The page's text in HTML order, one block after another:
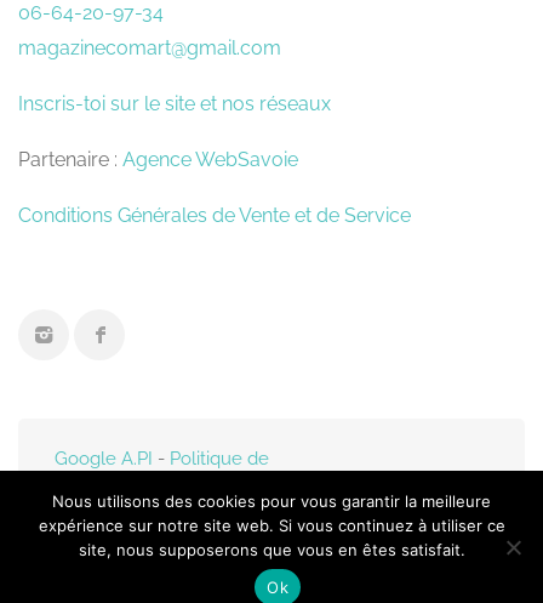
06-64-20-97-34
magazinecomart@gmail.com
Inscris-toi sur le site et nos réseaux
Partenaire : Agence WebSavoie
Conditions Générales de Vente et de Service
Google A.PI - Politique de
confidentialité - Mis en
ligne parWeb-Savoie.fr
Nous utilisons des cookies pour vous garantir la meilleure
expérience sur notre site web. Si vous continuez à utiliser ce
site, nous supposerons que vous en êtes satisfait.
Ok